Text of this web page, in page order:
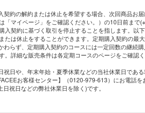
契約の解約または休止を希望する場合、次回商品お
「マイページ」をご確認ください。）の10日前ま
入契約に基づく取引を停止することを指します。以
たは休止をすることができます。定期購入契約の最
わらず、定期購入契約のコースには一定回数の継続
。詳細な販売条件は各定期コースのページをご確認く
祝日や、年末年始・夏季休業などの当社休業日であ
お客様センター】（0120-979-613）にお電話